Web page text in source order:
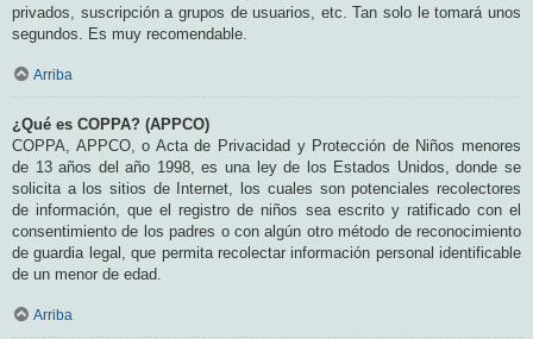
privados, suscripción a grupos de usuarios, etc. Tan solo le tomará unos
segundos. Es muy recomendable.
Arriba
¿Qué es COPPA? (APPCO)
COPPA, APPCO, o Acta de Privacidad y Protección de Niños menores
de 13 años del año 1998, es una ley de los Estados Unidos, donde se
solicita a los sitios de Internet, los cuales son potenciales recolectores
de información, que el registro de niños sea escrito y ratificado con el
consentimiento de los padres o con algún otro método de reconocimiento
de guardia legal, que permita recolectar información personal identificable
de un menor de edad.
Arriba